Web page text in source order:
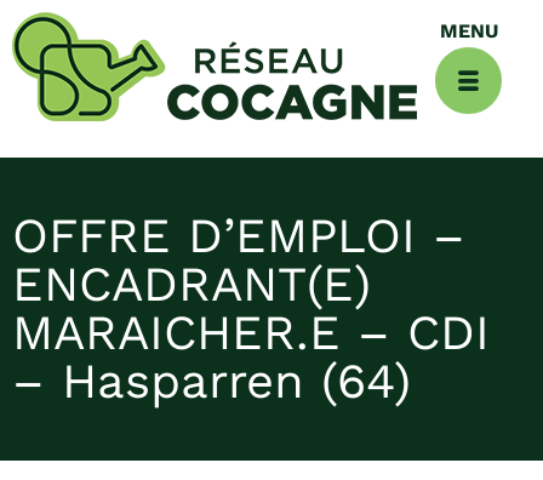
OFFRE D’EMPLOI –
ENCADRANT(E)
MARAICHER.E – CDI
– Hasparren (64)